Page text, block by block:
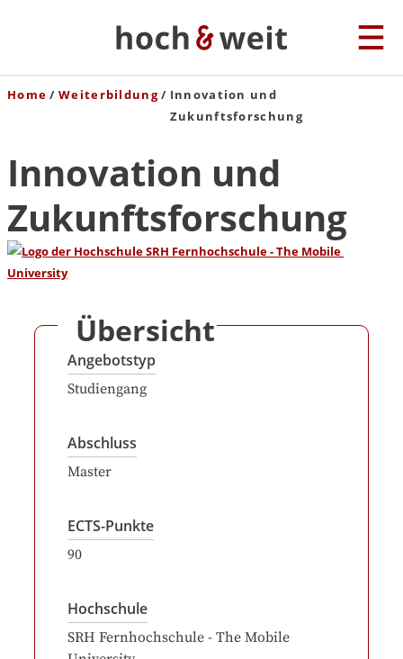
Home Weiterbildung
Innovation und
Zukunftsforschung
Innovation und
Zukunftsforschung
Übersicht
Angebotstyp
Studiengang
Abschluss
Master
ECTS-Punkte
90
Hochschule
SRH Fernhochschule - The Mobile